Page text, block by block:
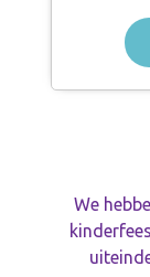
We